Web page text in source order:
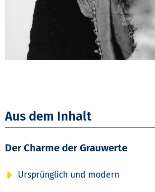
Aus dem Inhalt
Der Charme der Grauwerte
Ursprünglich und modern